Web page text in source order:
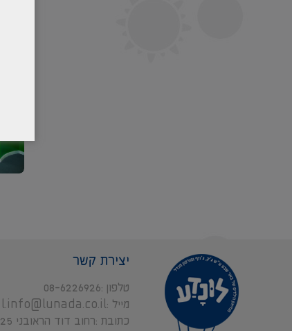
יצירת קשר
טלפון 08-6226926
מייל l.info@lunada.co.il
כתובת